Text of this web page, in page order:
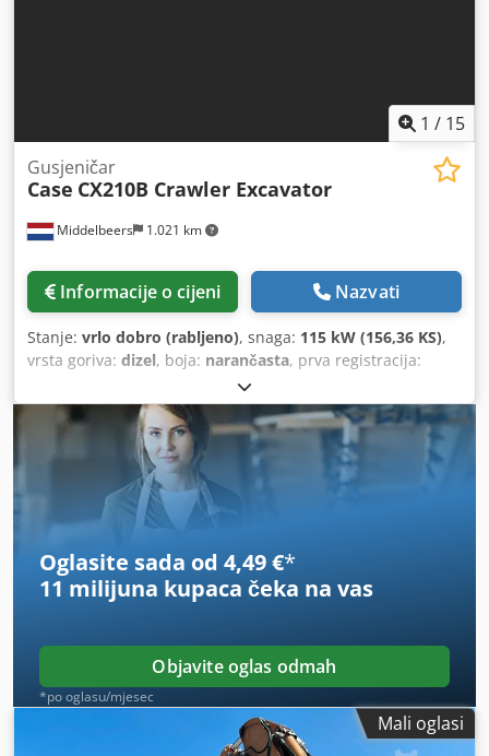
1 / 15
Middelbeers 1.021 km
Gusjeničar
Case CX210B Crawler Excavator
Informacije o cijeni Nazvati
Stanje: vrlo dobro (rabljeno), snaga: 115 kW (156,36 KS),
vrsta goriva: dizel, boja: narančasta, prva registracija:
, Godina proizvodnje:2012
Opće informacije Modelna godina: 2012 Serijski broj:
DCH210R5NCEAH2500 Tehničke informacije Broj cilindara:
4 Vlastita masa: 22.600 kg Funkcionalnost Radna širina: 300
cm CE oznaka: da Stanje Tehničko stanje: vrlo dobro
Vizualno stanje: vrlo dobro Financijske informacije Cijena:
Na upit Dwodpfxjy En Nde Anwsa Jamstvo Jamstvo: Iz prve
- 80 % gusjeničnog podvozja - Uključene 3 žlice: 1300 mm,
450 mm i 2000 mm žlica za jarak - Opcionalno s TOPCON
Oglasite sada od 4,49 €*
11 milijuna kupaca čeka na vas
Objavite oglas odmah
*po oglasu/mjesec
Mali oglasi